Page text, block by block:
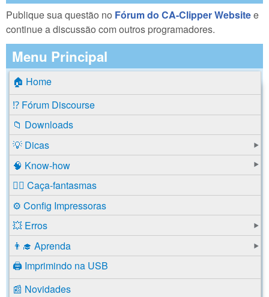
Publique sua questão no Fórum do CA-Clipper Websitee
continue a discussão com outros programadores.
Menu Principal
🏠 Home
⁉️ Fórum Discourse
📁 Downloads
💡 Dicas
🧠 Know-how
🕵️‍♂️ Caça-fantasmas
⚙️ Config Impressoras
💥 Erros
👨‍🎓 Aprenda
🖨️ Imprimindo na USB
📰 Novidades